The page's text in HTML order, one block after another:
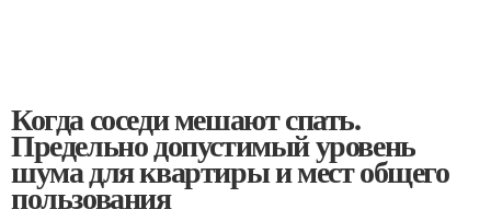
Когда соседи мешают спать.
Предельно допустимый уровень
шума для квартиры и мест общего
пользования